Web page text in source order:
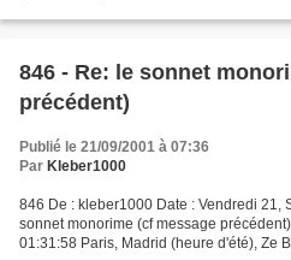
846 - Re: le sonnet
précédent)
Publié le 21/09/2001 à 07:36
Par Kleber1000
846 De : kleber1000 Date : Vendredi 21,
sonnet monorime (cf message
01:31:58 Paris, Madrid (heure d'été), Ze